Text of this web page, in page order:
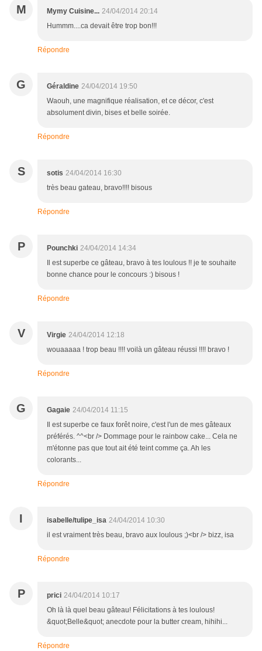
M Mymy Cuisine... 24/04/2014 20:14
Hummm....ca devait être trop bon!!!
Répondre
G Géraldine 24/04/2014 19:50
Waouh, une magnifique réalisation, et ce décor, c'est
absolument divin, bises et belle soirée.
Répondre
S sotis 24/04/2014 16:30
très beau gateau, bravo!!!! bisous
Répondre
P Pounchki 24/04/2014 14:34
Il est superbe ce gâteau, bravo à tes loulous !! je te souhaite
bonne chance pour le concours :) bisous !
Répondre
V Virgie 24/04/2014 12:18
wouaaaaa ! trop beau !!!! voilà un gâteau réussi !!!! bravo !
Répondre
G Gagaie 24/04/2014 11:15
Il est superbe ce faux forêt noire, c'est l'un de mes gâteaux
préférés. ^^<br /> Dommage pour le rainbow cake... Cela ne
m'étonne pas que tout ait été teint comme ça. Ah les
colorants...
Répondre
I isabelle/tulipe_isa 24/04/2014 10:30
il est vraiment très beau, bravo aux loulous ;)<br /> bizz, isa
Répondre
P prici 24/04/2014 10:17
Oh là là quel beau gâteau! Félicitations à tes loulous!
&quot;Belle&quot; anecdote pour la butter cream, hihihi...
Répondre